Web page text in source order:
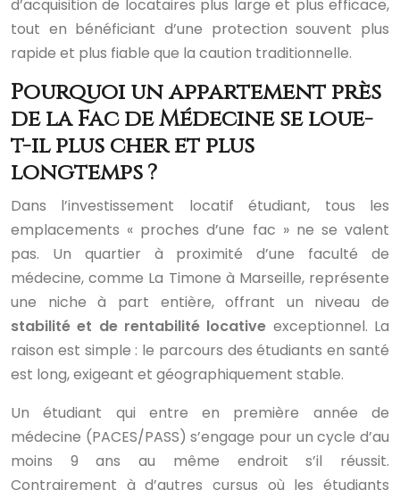
d’acquisition de locataires plus large et plus efficace,
tout en bénéficiant d’une protection souvent plus
rapide et plus fiable que la caution traditionnelle.
Pourquoi un appartement près
de la Fac de Médecine se loue-
t-il plus cher et plus
longtemps ?
Dans l’investissement locatif étudiant, tous les
emplacements « proches d’une fac » ne se valent
pas. Un quartier à proximité d’une faculté de
médecine, comme La Timone à Marseille, représente
une niche à part entière, offrant un niveau de
stabilité et de rentabilité locative exceptionnel. La
raison est simple : le parcours des étudiants en santé
est long, exigeant et géographiquement stable.
Un étudiant qui entre en première année de
médecine (PACES/PASS) s’engage pour un cycle d’au
moins 9 ans au même endroit s’il réussit.
Contrairement à d’autres cursus où les étudiants